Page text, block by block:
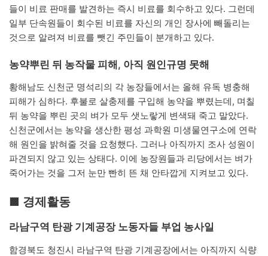
들이 비료 판매를 발견하는 즉시 비료를 회수하고 있다. 그런데
일부 단속원들이 회수된 비료를 자신의 개인 장사에 빼돌리는
것으로 알려져 비료를 뺏긴 주민들이 분개하고 있다.
농약뿌린 뒤 농작물 피해, 아직 원인규명 못해
황해남도 신천군 명석리의 각 농장들에서는 올해 유독 병충해
피해가 심하다. 후불로 살충제를 구입해 농약을 뿌렸는데, 며칠
뒤 농약을 뿌린 곳의 벼가 모두 샛노랗게 변색돼 죽고 말았다.
신천군에서는 농약을 생산한 평성 과학원 미생물연구소에 연락
해 원인을 밝혀줄 것을 요청했다. 그러나 아직까지 조사 성원이
파견되지 않고 있는 상태다. 이에 농장원들과 리당에서는 벼가
죽어가는 것을 그저 눈만 빤히 뜬 채 안타깝게 지켜보고 있다.
■ 경제활동
라남구역 탄광 기계공장 노동자들 부업 농사일
함경북도 청진시 라남구역 탄광 기계공장에서는 아직까지 식량